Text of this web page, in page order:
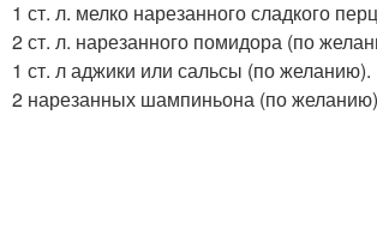
1 ст. л. мелко нарезанного сладкого
2 ст. л. нарезанного помидора (по
1 ст. л аджики или сальсы (по желанию).
2 нарезанных шампиньона (по